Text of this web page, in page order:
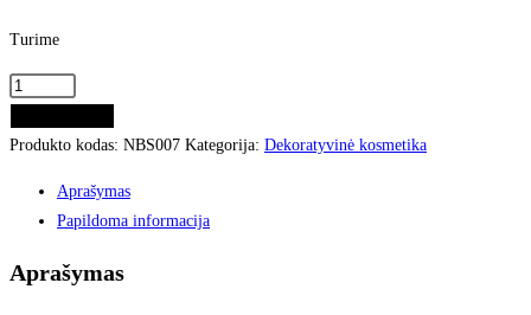
Turime
Produkto kodas: NBS007 Kategorija: Dekoratyvinė kosmetika
Aprašymas
Papildoma informacija
Aprašymas